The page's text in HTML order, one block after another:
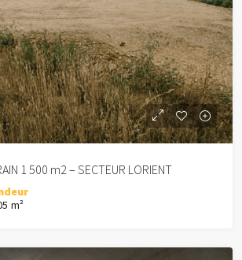
1 500 m2 – SECTEUR LORIENT
m²